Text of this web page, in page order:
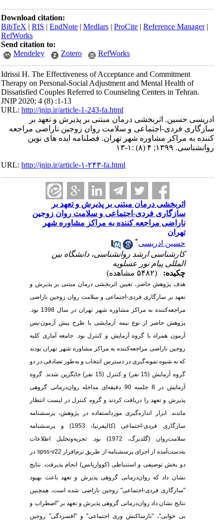
Download citation:
BibTeX|RIS|EndNote|Medlars|ProCite|Reference Manager
RefWorks
Send citation to:
Mendeley
Zotero RefWorks
Idrissi H. The Effectiveness of Acceptance and Commitment
Therapy on Personal-Social Adjustment and Mental Health of
Dissatisfied Couples Referred to Counseling Centers in Tehran.
JNIP 2020; 4 (8) :1-13
URL:http://jnip.ir/article-1-243-fa.html
ادریسی حسین. اثربخشی درمان مبتنی بر پذیرش و تعهد بر
سازگاری فردی-اجتماعی و سلامت روان زوجین ناراضی مراجعه
کننده به مراکز مشاوره شهر تهران. فصلنامه ایده های نوین
روانشناسی. ۱۳۹۹; ۴ (۸) :۱-۱۳
URL:http://jnip.ir/article-۱-۲۴۳-fa.html
اثربخشی درمان مبتنی بر پذیرش و تعهد بر
سازگاری فردی-اجتماعی و سلامت روان زوجین
ناراضی مراجعه کننده به مراکز مشاوره شهر
تهران
حسین ادریسی
کارشناسی ارشد روانشناسی، دانشگاه بین
المللی پیام نور عسلویه
چکیده:
هدف پژوهش حاضر، تعیین اثربخشی درمان مبتنی بر پذیرش و
تعهد بر سازگاری فردی-اجتماعی و سلامت روان زوجین ناراضی
مراجعه‌کننده به مراکز مشاوره شهر تهران در سال 1398 بود.
پژوهش حاضر از نوع نیمه آزمایشی با طرح پیش آزمون-پس
آزمون همراه با گروه آزمایش و کنترل بود. جامعه آماری کلیه
زوجین ناراضی مراجعه‌کننده به مراکز مشاوره شهر تهران بودند
که به شیوه نمونه‌گیری در دسترس انتخاب و به‌طور تصادفی در دو
گروه آزمایش (15 نفر) و کنترل (15 نفر) جایگزین شدند. گروه
آزمایش در 8 جلسه 90 دقیقه‌ای مداخله روان‌درمانی گروهی
پذیرش و تعهد را دریافت کردند و گروه کنترل در لیست انتظار
ماندند. ابزار اندازه‌گیری مورداستفاده در پژوهش، پرسشنامه
سازگاری فردی-اجتماعی (کالیفرنیا، 1953) و پرسشنامه
سلامت‌روان (گلدبرگ، 1972) بود. تجزیه‌وتحلیل اطلاعات
به‌دست‌آمده از اجرای پرسشنامه از طریق نرم‌افزارspss-v22در
دو بخش توصیفی و استنباطی (کوواریانس) انجام پذیرفت. نتایج
نشان داد که روان‌درمانی گروهی پذیرش و تعهد باعث بهبود
"سازگاری فردی-اجتماعی" زوجین ناراضی شده است،همچنین
نتایج نشان دادروان‌درمانی گروهی پذیرش و تعهد بر "اضطراب و
بی خوابی"، "نارساکنش وری اجتماعی" و "افسردگی" زوجین